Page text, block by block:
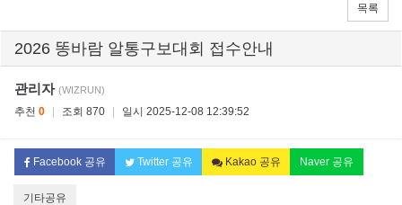
목록
2026 똥바람 알통구보대회 접수안내
관리자 (WIZRUN)
추천 0 조회 870 일시 2025-12-08 12:39:52
Facebook 공유 Twitter 공유 Kakao 공유 Naver 공유
기타공유